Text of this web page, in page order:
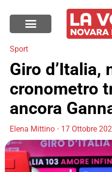
Sport
Giro d’Italia,
cronometro
ancora
Elena Mittino 17 Ottobre